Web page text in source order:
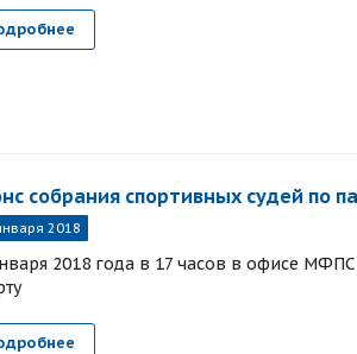
собрания спортивных судей по
2018
2018 года в 17 часов в офисе